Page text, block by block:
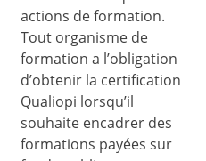
actions de formation.
Tout organisme de
formation a l’obligation
d’obtenir la certification
Qualiopi lorsqu’il
souhaite encadrer des
formations payées sur